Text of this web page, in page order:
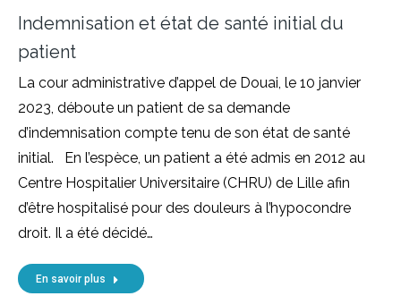
Indemnisation et état de santé initial du
patient
La cour administrative d’appel de Douai, le 10 janvier
2023, déboute un patient de sa demande
d’indemnisation compte tenu de son état de santé
initial. En l’espèce, un patient a été admis en 2012 au
Centre Hospitalier Universitaire (CHRU) de Lille afin
d’être hospitalisé pour des douleurs à l’hypocondre
droit. Il a été décidé…
En savoir plus